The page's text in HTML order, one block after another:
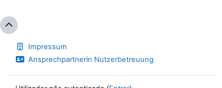
Impressum
Ansprechpartnerin Nutzerbetreuung